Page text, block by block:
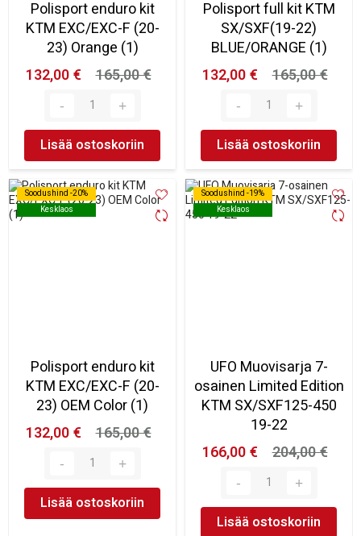
Polisport enduro kit
KTM EXC/EXC-F (20-
23) Orange (1)
132,00 €
165,00 €
Lisää ostoskoriin
Polisport full kit KTM
SX/SXF(19-22)
BLUE/ORANGE (1)
132,00 €
165,00 €
Lisää ostoskoriin
Soodushind -20%
Kesklaos
Soodushind -20%
Kesklaos
Polisport enduro kit
KTM EXC/EXC-F (20-
23) OEM Color (1)
132,00 €
165,00 €
Lisää ostoskoriin
Soodushind -19%
Kesklaos
Soodushind -19%
Kesklaos
UFO Muovisarja 7-
osainen Limited Edition
KTM SX/SXF125-450
19-22
166,00 €
204,00 €
Lisää ostoskoriin